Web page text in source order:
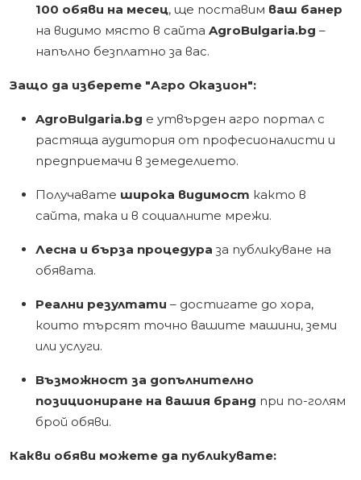
100 обяви на месец, ще поставим ваш банер
на видимо място в сайта AgroBulgaria.bg –
напълно безплатно за вас.
Защо да изберете "Агро Оказион":
AgroBulgaria.bg е утвърден агро портал с
растяща аудитория от професионалисти и
предприемачи в земеделието.
Получавате широка видимост както в
сайта, така и в социалните мрежи.
Лесна и бърза процедура за публикуване на
обявата.
Реални резултати – достигате до хора,
които търсят точно вашите машини, земи
или услуги.
Възможност за допълнително
позициониране на вашия бранд при по-голям
брой обяви.
Какви обяви можете да публикувате: